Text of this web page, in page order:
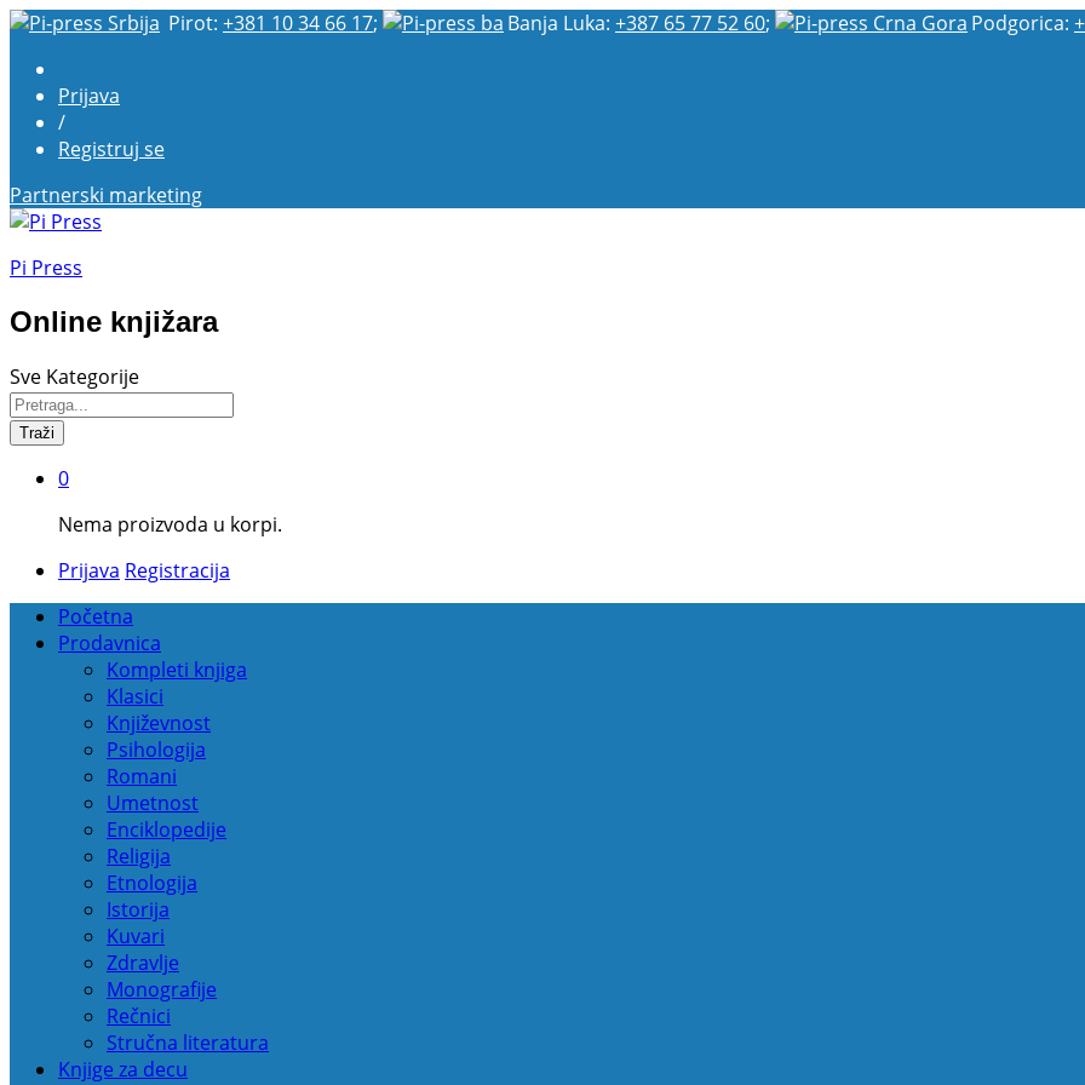
Pirot: +381 10 34 66 17; Banja Luka: +387 65 77 52 60; Podgorica:
Prijava
/
Registruj se
Partnerski marketing
Pi Press
Online knjižara
Sve Kategorije
Traži
0
Nema proizvoda u korpi.
Prijava Registracija
Početna
Prodavnica
Kompleti knjiga
Klasici
Književnost
Psihologija
Romani
Umetnost
Enciklopedije
Religija
Etnologija
Istorija
Kuvari
Zdravlje
Monografije
Rečnici
Stručna literatura
Knjige za decu